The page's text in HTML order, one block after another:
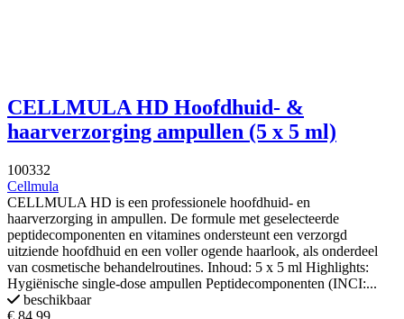
CELLMULA HD Hoofdhuid- &
haarverzorging ampullen (5 x 5 ml)
100332
Cellmula
CELLMULA HD is een professionele hoofdhuid- en
haarverzorging in ampullen. De formule met geselecteerde
peptidecomponenten en vitamines ondersteunt een verzorgd
uitziende hoofdhuid en een voller ogende haarlook, als onderdeel
van cosmetische behandelroutines. Inhoud: 5 x 5 ml Highlights:
Hygiënische single-dose ampullen Peptidecomponenten (INCI:...
beschikbaar
€ 84,99